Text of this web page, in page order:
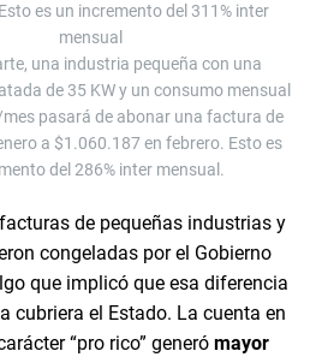
es un incremento del 311% inter
mensual
una industria pequeña con una
de 35 KW y un consumo mensual
pasará de abonar una factura de
a $1.060.187 en febrero. Esto es
del 286% inter mensual.
de pequeñas industrias y
congeladas por el Gobierno
que implicó que esa diferencia
cubriera el Estado. La cuenta en
“pro rico” generó mayor